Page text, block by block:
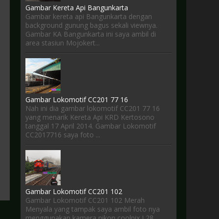
Gambar Kereta Api Bangunkarta
Gambar kereta api Bangunkarta dengan
background gunung bagus sekali viewnya.
Gambar KA Bangunkarta ini saya ambil di
area stasiun Mojokert...
Gambar Lokomotif CC201 77 16
Nah ini dia gambar lokomotif CC201 77 16
yang menarik Kereta Api KRD Kertosono
tanggal 17 April 2014. Gambar Lokomotif
CC2017716 saya foto ...
Gambar Lokomotif CC201 102
Gambar Lokomotif CC201 102 Merah
Menyala yang tampak saya ambil foto nya